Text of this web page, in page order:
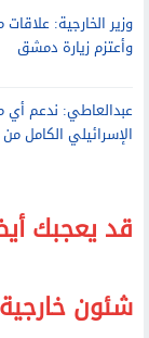
وزير الخارجية:
وأعتزم زيارة دمشق
عبدالعاطي: ندعم أي
الإسرائيلي الكامل من
قد يعجبك
شئون خارجية